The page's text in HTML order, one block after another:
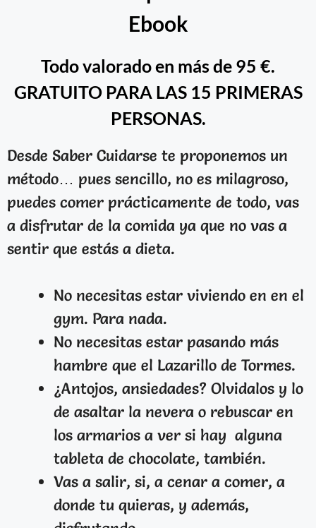
Ebook
Todo valorado en más de 95 €.
GRATUITO PARA LAS 15 PRIMERAS
PERSONAS.
Desde Saber Cuidarse te proponemos un
método… pues sencillo, no es milagroso,
puedes comer prácticamente de todo, vas
a disfrutar de la comida ya que no vas a
sentir que estás a dieta.
No necesitas estar viviendo en en el
gym. Para nada.
No necesitas estar pasando más
hambre que el Lazarillo de Tormes.
¿Antojos, ansiedades? Olvidalos y lo
de asaltar la nevera o rebuscar en
los armarios a ver si hay alguna
tableta de chocolate, también.
Vas a salir, si, a cenar a comer, a
donde tu quieras, y además,